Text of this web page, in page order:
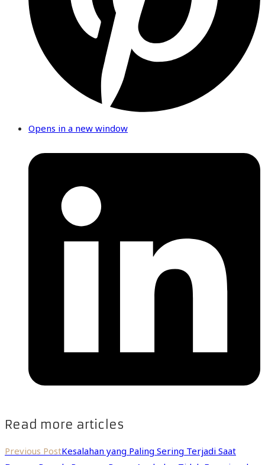
Opens in a new window
Read more articles
Previous PostKesalahan yang Paling Sering Terjadi Saat